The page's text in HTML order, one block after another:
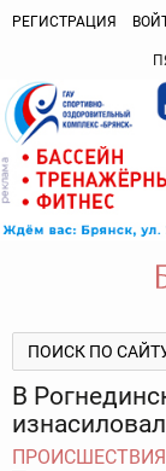
РЕГИСТРАЦИЯ
В
ПРОИСШЕСТВИЯ